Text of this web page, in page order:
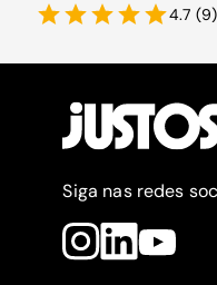
4.7 (9)
Siga nas redes